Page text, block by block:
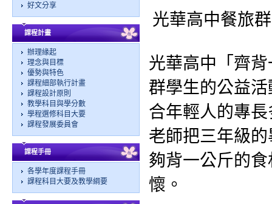
好文分享
課程計畫
辦理緣起
理念與目標
優勢與特色
課程細部執行計畫
課程設計原則
教學科目與學分數
學程選修科目大要
課程發展委員會
課程手冊
各學年度課程手冊
課程科目大要及教學綱要
光華高中餐旅
光華高中「齊
群學生的公益
合年輕人的專
老師把三年級
夠背一公斤的
懷。